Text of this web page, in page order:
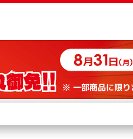
店舗サービス
ネット取り置き